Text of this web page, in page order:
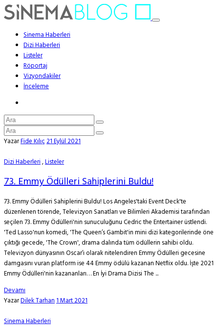
Sinema Haberleri
Dizi Haberleri
Listeler
Röportaj
Vizyondakiler
İnceleme
YazarFide Kılıç21 Eylül 2021
Dizi Haberleri,Listeler
73. Emmy Ödülleri Sahiplerini Buldu!
73. Emmy Ödülleri Sahiplerini Buldu! Los Angeles'taki Event Deck'te
düzenlenen törende, Televizyon Sanatları ve Bilimleri Akademisi tarafından
seçilen 73. Emmy Ödülleri'nin sunuculuğunu Cedric the Entertainer üstlendi.
'Ted Lasso'nun komedi, 'The Queen’s Gambit'in mini dizi kategorilerinde öne
çıktığı gecede, 'The Crown', drama dalında tüm ödüllerin sahibi oldu.
Televizyon dünyasının Oscar’ı olarak nitelendiren Emmy Ödülleri gecesine
damgasını vuran platform ise 44 Emmy ödülü kazanan Netflix oldu. İşte 2021
Emmy Ödülleri'nin kazananları… En İyi Drama Dizisi The ...
Devamı
YazarDilek Tarhan1 Mart 2021
Sinema Haberleri